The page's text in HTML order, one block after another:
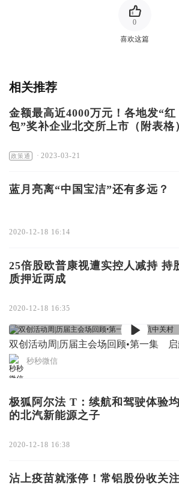
喜欢这篇
0
相关推荐
金额最高近4000万元！各地发“红
包”奖补企业北交所上市（附表格
政策通 · 2023-03-21
蓝月亮离“中国宝洁”还有多远？
2020-12-18 16:14
25倍股欧普康视遭实控人减持 持
质押近两成
2020-12-18 16:35
双创活动周|历届主会场回顾•第一集
秒秒微信
极狐阿尔法 T：续航和驾驶体验
的北汽新能源之子
2020-12-18 16:38
沾上疫苗就涨停！常铝股份收关注